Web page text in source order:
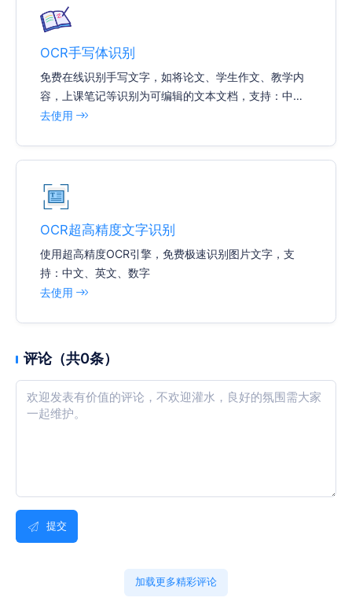
OCR手写体识别
免费在线识别手写文字，如将论文、学生作文、教学内
容，上课笔记等识别为可编辑的文本文档，支持：中
文、英文、数字
去使用
OCR超高精度文字识别
使用超高精度OCR引擎，免费极速识别图片文字，支
持：中文、英文、数字
去使用
评论（共0条）
提交
加载更多精彩评论